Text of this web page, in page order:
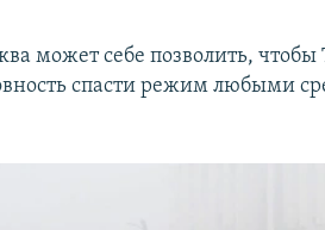
может себе позволить, чтобы
спасти режим любыми